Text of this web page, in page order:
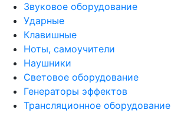
Звуковое оборудование
Ударные
Клавишные
Ноты, самоучители
Наушники
Световое оборудование
Генераторы эффектов
Трансляционное оборудование